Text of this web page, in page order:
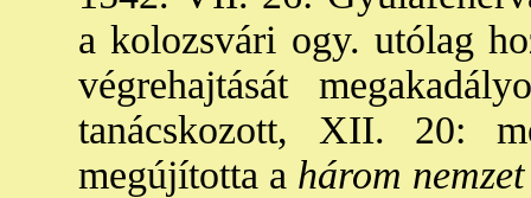
a kolozsvári ogy. utólag
végrehajtását
tanácskozott, XII. 20:
megújította a három